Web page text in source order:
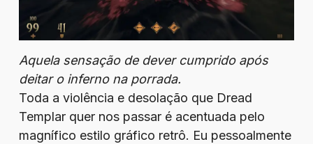
Aquela sensação de dever cumprido após
deitar o inferno na porrada.
Toda a violência e desolação que Dread
Templar quer nos passar é acentuada pelo
magnífico estilo gráfico retrô. Eu pessoalmente